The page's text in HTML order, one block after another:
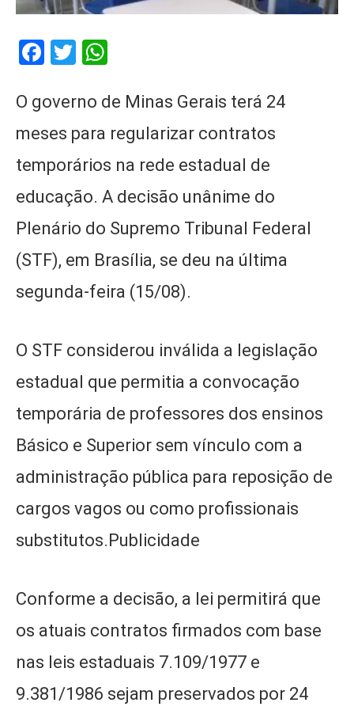
Facebook
Twitter
O governo de Minas Gerais terá 24
meses para regularizar contratos
temporários na rede estadual de
educação. A decisão unânime do
Plenário do Supremo Tribunal Federal
(STF), em Brasília, se deu na última
segunda-feira (15/08).
O STF considerou inválida a legislação
estadual que permitia a convocação
temporária de professores dos ensinos
Básico e Superior sem vínculo com a
administração pública para reposição de
cargos vagos ou como profissionais
substitutos.Publicidade
Conforme a decisão, a lei permitirá que
os atuais contratos firmados com base
nas leis estaduais 7.109/1977 e
9.381/1986 sejam preservados por 24